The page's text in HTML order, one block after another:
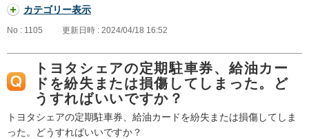
カテゴリー表示
No : 1105 更新日時 : 2024/04/18 16:52
トヨタシェアの定期駐車券、給油カー
ドを紛失または損傷してしまった。ど
うすればいいですか？
トヨタシェアの定期駐車券、給油カードを紛失または損傷してしま
った。どうすればいいですか？